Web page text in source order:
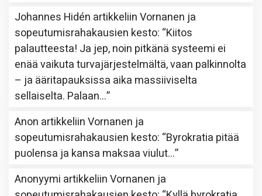
Johannes Hidén artikkeliinVornanen ja
sopeutumisrahakausien kesto: “Kiitos
palautteesta! Ja jep, noin pitkänä systeemi ei
enää vaikuta turvajärjestelmältä, vaan palkinnolta
– ja ääritapauksissa aika massiiviselta
sellaiselta. Palaan…”
Anon artikkeliinVornanen ja
sopeutumisrahakausien kesto: “Byrokratia pitää
puolensa ja kansa maksaa viulut…”
Anonyymi artikkeliinVornanen ja